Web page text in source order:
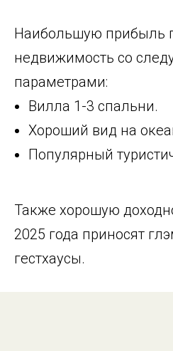
Наибольшую прибыль
недвижимость со
параметрами:
Вилла 1-3 спальни.
Хороший вид на
Популярный
Также хорошую
2025 года приносят
гестхаусы.